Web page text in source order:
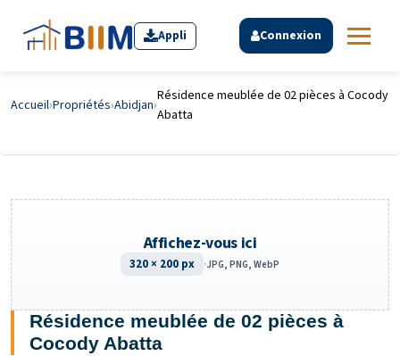
Appli Connexion
Accueil›Propriétés›Abidjan›
Résidence meublée de 02 pièces à Cocody
Abatta
Résidence meublée de 02 pièces à
Cocody Abatta
Affichez-vous ici
320 × 200 px ·JPG, PNG, WebP